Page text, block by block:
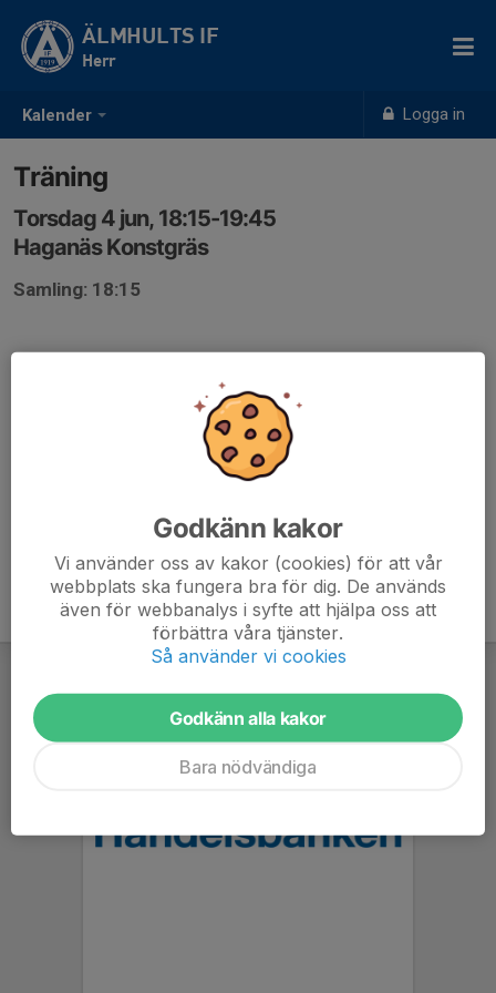
Kalender Logga in
ÄLMHULTS IF
Herr
Träning
Torsdag 4 jun, 18:15-19:45
Haganäs Konstgräs
Samling: 18:15
Godkänn kakor
Vi använder oss av kakor (cookies) för att vår
webbplats ska fungera bra för dig. De används
även för webbanalys i syfte att hjälpa oss att
förbättra våra tjänster.
Så använder vi cookies
Godkänn alla kakor
Bara nödvändiga